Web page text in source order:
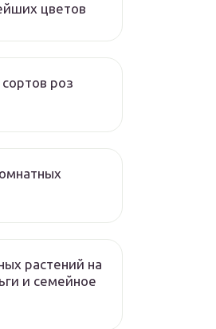
цветов
роз
растений на
и семейное